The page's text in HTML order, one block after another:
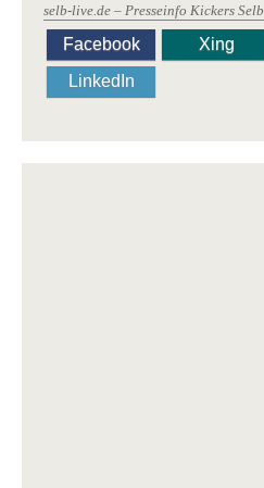
selb-live.de – Presseinfo Kickers Selb
Facebook Xing
LinkedIn